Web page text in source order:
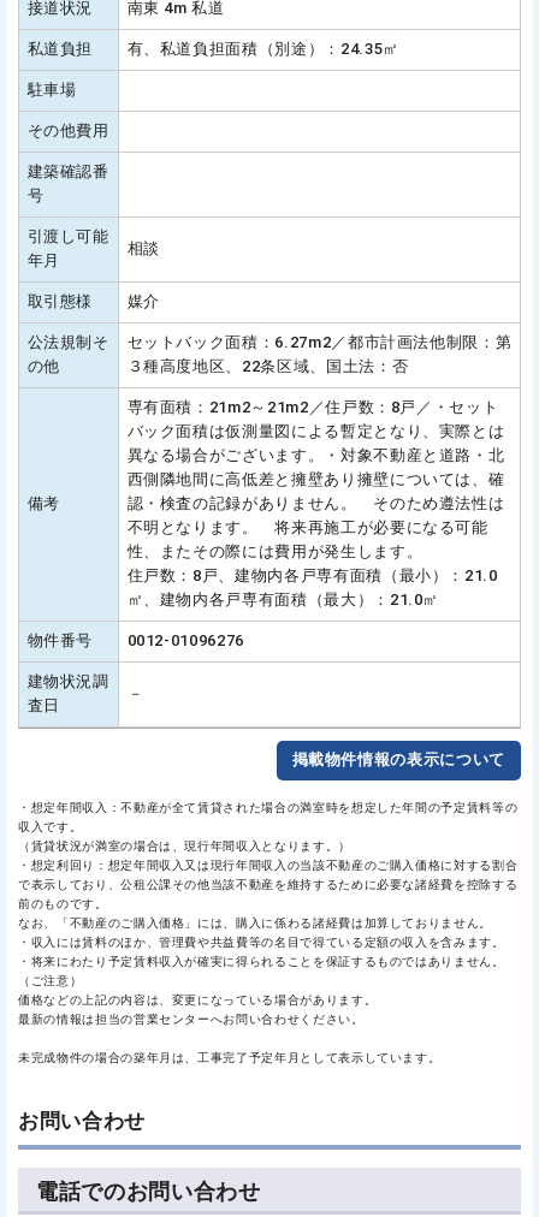
接道状況 南東 4m 私道
私道負担 有、私道負担面積（別途）：24.35㎡
駐車場
その他費用
建築確認番
号
引渡し可能
年月
相談
取引態様 媒介
公法規制そ
の他
セットバック面積：6.27m2／都市計画法他制限：第
３種高度地区、22条区域、国土法：否
備考
専有面積：21m2～21m2／住戸数：8戸／・セット
バック面積は仮測量図による暫定となり、実際とは
異なる場合がございます。・対象不動産と道路・北
西側隣地間に高低差と擁壁あり擁壁については、確
認・検査の記録がありません。 そのため遵法性は
不明となります。 将来再施工が必要になる可能
性、またその際には費用が発生します。
住戸数：8戸、建物内各戸専有面積（最小）：21.0
㎡、建物内各戸専有面積（最大）：21.0㎡
物件番号 0012-01096276
建物状況調
査日
－
掲載物件情報の表示について
・想定年間収入：不動産が全て賃貸された場合の満室時を想定した年間の予定賃料等の
収入です。
（賃貸状況が満室の場合は、現行年間収入となります。）
・想定利回り：想定年間収入又は現行年間収入の当該不動産のご購入価格に対する割合
で表示しており、公租公課その他当該不動産を維持するために必要な諸経費を控除する
前のものです。
なお、「不動産のご購入価格」には、購入に係わる諸経費は加算しておりません。
・収入には賃料のほか、管理費や共益費等の名目で得ている定額の収入を含みます。
・将来にわたり予定賃料収入が確実に得られることを保証するものではありません。
（ご注意）
価格などの上記の内容は、変更になっている場合があります。
最新の情報は担当の営業センターへお問い合わせください。
未完成物件の場合の築年月は、工事完了予定年月として表示しています。
お問い合わせ
電話でのお問い合わせ